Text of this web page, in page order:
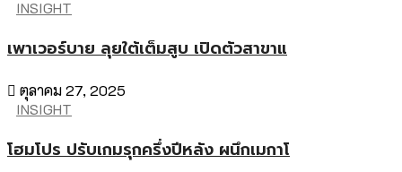
INSIGHT
เพาเวอร์บาย ลุยใต้เต็มสูบ เปิดตัวสาขาแ
ตุลาคม 27, 2025
INSIGHT
โฮมโปร ปรับเกมรุกครึ่งปีหลัง ผนึกเมกาโ